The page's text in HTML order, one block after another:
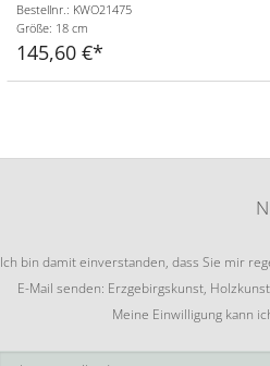
Bestellnr.: KWO21475
Größe: 18 cm
145,60 €
Ich bin damit einverstanden, dass Sie mir
E-Mail senden: Erzgebirgskunst,
Meine Einwilligung kann